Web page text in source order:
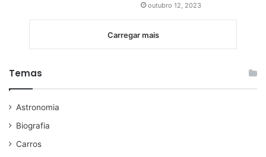
outubro 12, 2023
Carregar mais
Temas
Astronomia
Biografia
Carros